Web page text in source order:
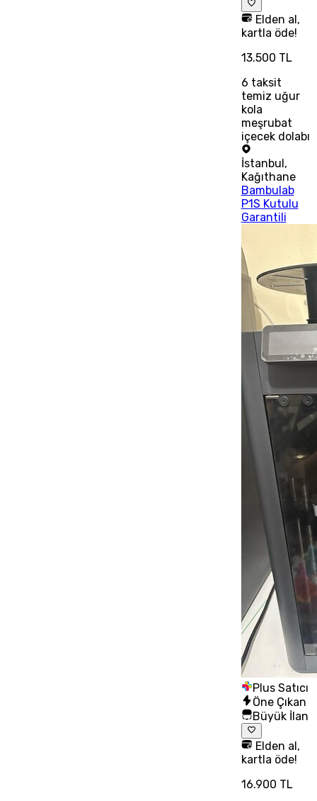
Elden al,
kartla öde!
13.500 TL
6 taksit
temiz uğur
kola
meşrubat
içecek dolabı
İstanbul,
Kağıthane
Bambulab
P1S Kutulu
Garantili
Plus Satıcı
Öne Çıkan
Büyük İlan
Elden al,
kartla öde!
16.900 TL